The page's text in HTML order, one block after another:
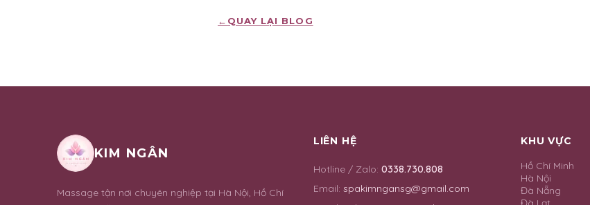
← QUAY LẠI BLOG
KIM NGÂN
Massage tận nơi chuyên nghiệp tại Hà Nội, Hồ Chí
LIÊN HỆ
Hotline / Zalo: 0338.730.808
Email: spakimngansg@gmail.com
KHU VỰC
Hồ Chí Minh
Hà Nội
Đà Nẵng